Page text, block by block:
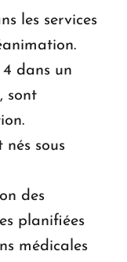
les services
dans un
sont
nés sous
des
planifiées
médicales